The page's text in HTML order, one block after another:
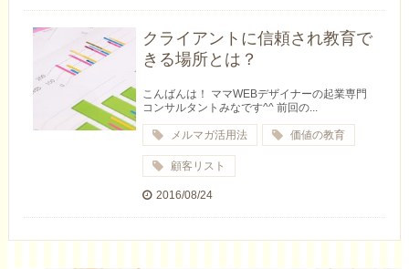
クライアントに信頼され教育で
きる場所とは？
こんばんは！ ママWEBデザイナーの起業専門
コンサルタントみなです^^ 前回の...
メルマガ活用法 価値の教育
顧客リスト
2016/08/24